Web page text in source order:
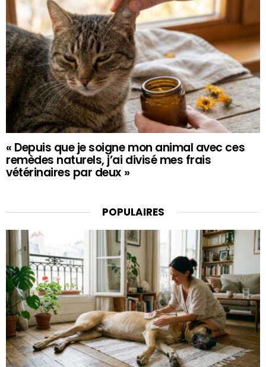
« Depuis que je soigne mon animal avec ces
remèdes naturels, j’ai divisé mes frais
vétérinaires par deux »
POPULAIRES